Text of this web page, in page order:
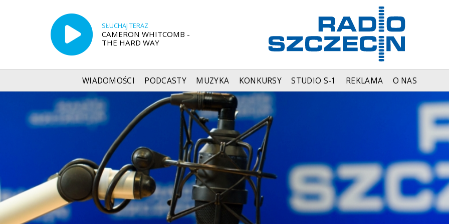
SŁUCHAJ TERAZ
CAMERON WHITCOMB -
THE HARD WAY
WIADOMOŚCI PODCASTY MUZYKA KONKURSY STUDIO S-1 REKLAMA O NAS